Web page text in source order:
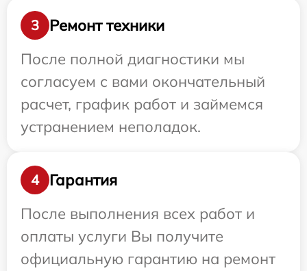
3
Ремонт техники
После полной диагностики мы
согласуем с вами окончательный
расчет, график работ и займемся
устранением неполадок.
4
Гарантия
После выполнения всех работ и
оплаты услуги Вы получите
официальную гарантию на ремонт